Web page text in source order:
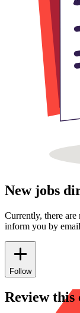
New jobs
Currently, there
inform you by
Follow
Review this